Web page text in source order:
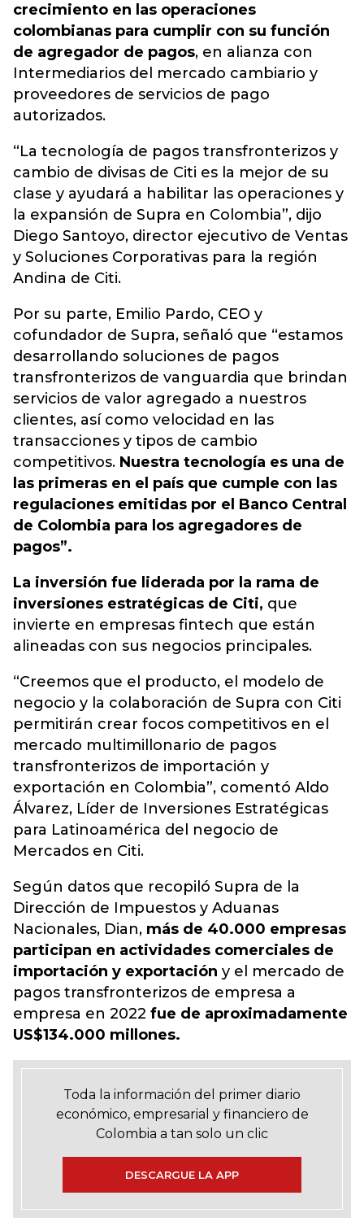
crecimiento en las operaciones
colombianas para cumplir con su función
de agregador de pagos, en alianza con
Intermediarios del mercado cambiario y
proveedores de servicios de pago
autorizados.
“La tecnología de pagos transfronterizos y
cambio de divisas de Citi es la mejor de su
clase y ayudará a habilitar las operaciones y
la expansión de Supra en Colombia”, dijo
Diego Santoyo, director ejecutivo de Ventas
y Soluciones Corporativas para la región
Andina de Citi.
Por su parte, Emilio Pardo, CEO y
cofundador de Supra, señaló que “estamos
desarrollando soluciones de pagos
transfronterizos de vanguardia que brindan
servicios de valor agregado a nuestros
clientes, así como velocidad en las
transacciones y tipos de cambio
competitivos. Nuestra tecnología es una de
las primeras en el país que cumple con las
regulaciones emitidas por el Banco Central
de Colombia para los agregadores de
pagos”.
La inversión fue liderada por la rama de
inversiones estratégicas de Citi, que
invierte en empresas fintech que están
alineadas con sus negocios principales.
“Creemos que el producto, el modelo de
negocio y la colaboración de Supra con Citi
permitirán crear focos competitivos en el
mercado multimillonario de pagos
transfronterizos de importación y
exportación en Colombia”, comentó Aldo
Álvarez, Líder de Inversiones Estratégicas
para Latinoamérica del negocio de
Mercados en Citi.
Según datos que recopiló Supra de la
Dirección de Impuestos y Aduanas
Nacionales, Dian, más de 40.000 empresas
participan en actividades comerciales de
importación y exportación y el mercado de
pagos transfronterizos de empresa a
empresa en 2022 fue de aproximadamente
US$134.000 millones.
Toda la información del primer diario
económico, empresarial y financiero de
Colombia a tan solo un clic
DESCARGUE LA APP